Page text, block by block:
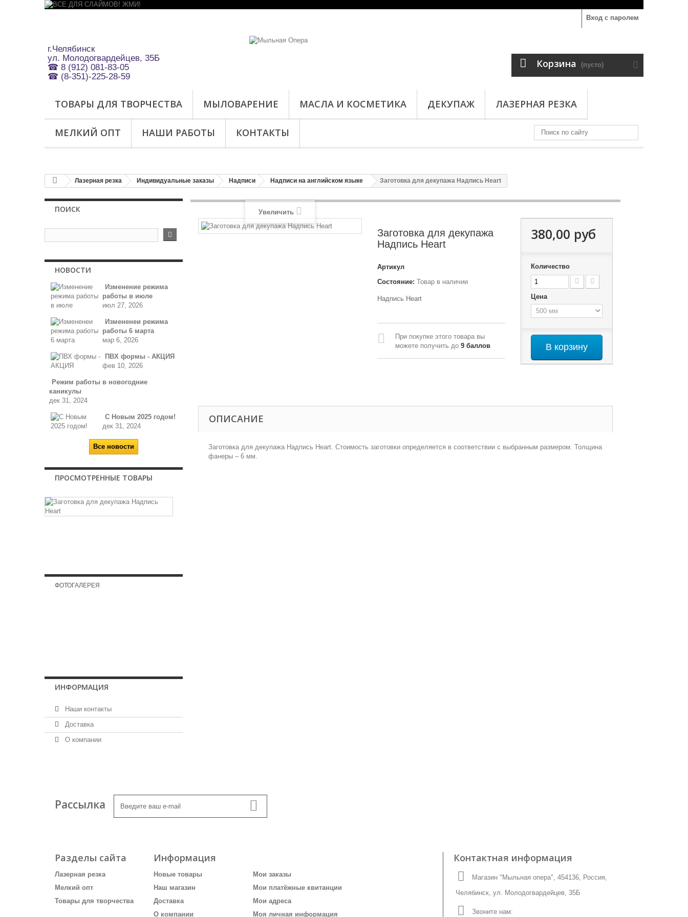
Вход с паролем
Корзина (пусто)
ТОВАРЫ ДЛЯ ТВОРЧЕСТВА МЫЛОВАРЕНИЕ МАСЛА И КОСМЕТИКА ДЕКУПАЖ ЛАЗЕРНАЯ РЕЗКА
МЕЛКИЙ ОПТ НАШИ РАБОТЫ КОНТАКТЫ
г.Челябинск
ул. Молодогвардейцев, 35Б
☎ 8 (912) 081-83-05
☎ (8-351)-225-28-59
Лазерная резка Индивидуальные заказы Надписи Надписи на английском языке Заготовка для декупажа Надпись Heart
ПОИСК
НОВОСТИ
Изменение режима
работы в июле
июл 27, 2026
Измененеи режима
работы 6 марта
мар 6, 2026
ПВХ формы - АКЦИЯ
фев 10, 2026
Режим работы в новогодние
каникулы
дек 31, 2024
С Новым 2025 годом!
дек 31, 2024
Все новости
ПРОСМОТРЕННЫЕ ТОВАРЫ
ФОТОГАЛЕРЕЯ
ИНФОРМАЦИЯ
Наши контакты
Доставка
О компании
Увеличить
Заготовка для декупажа
Надпись Heart
Артикул
Состояние: Товар в наличии
Надпись Heart
При покупке этого товара вы
можете получить до 9 баллов
380,00 руб
Количество
Цена
В корзину
ОПИСАНИЕ
Заготовка для декупажа Надпись Heart. Стоимость заготовки определяется в соответствии с выбранным размером. Толщина
фанеры – 6 мм.
Рассылка
Разделы сайта
Лазерная резка
Мелкий опт
Товары для творчества
Информация
Новые товары
Наш магазин
Доставка
О компании
Мои заказы
Мои платёжные квитанции
Мои адреса
Моя личная информация
Контактная информация
Магазин "Мыльная опера", 454136, Россия,
Челябинск, ул. Молодогвардейцев, 35Б
Звоните нам: